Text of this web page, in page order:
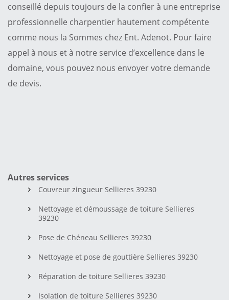
conseillé depuis toujours de la confier à une entreprise
professionnelle charpentier hautement compétente
comme nous la Sommes chez Ent. Adenot. Pour faire
appel à nous et à notre service d’excellence dans le
domaine, vous pouvez nous envoyer votre demande
de devis.
Autres services
Couvreur zingueur Sellieres 39230
Nettoyage et démoussage de toiture Sellieres
39230
Pose de Chéneau Sellieres 39230
Nettoyage et pose de gouttière Sellieres 39230
Réparation de toiture Sellieres 39230
Isolation de toiture Sellieres 39230